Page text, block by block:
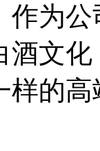
作为
酒文
样的